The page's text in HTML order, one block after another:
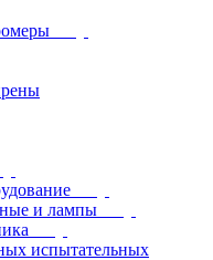
и лампы
испытательных